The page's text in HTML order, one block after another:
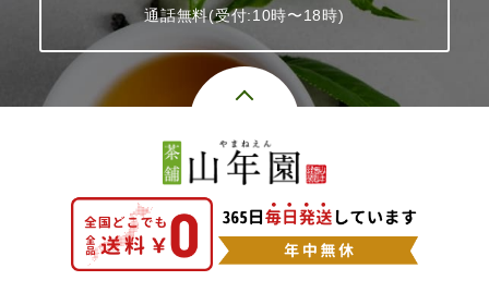
通話無料(受付:10時〜18時)